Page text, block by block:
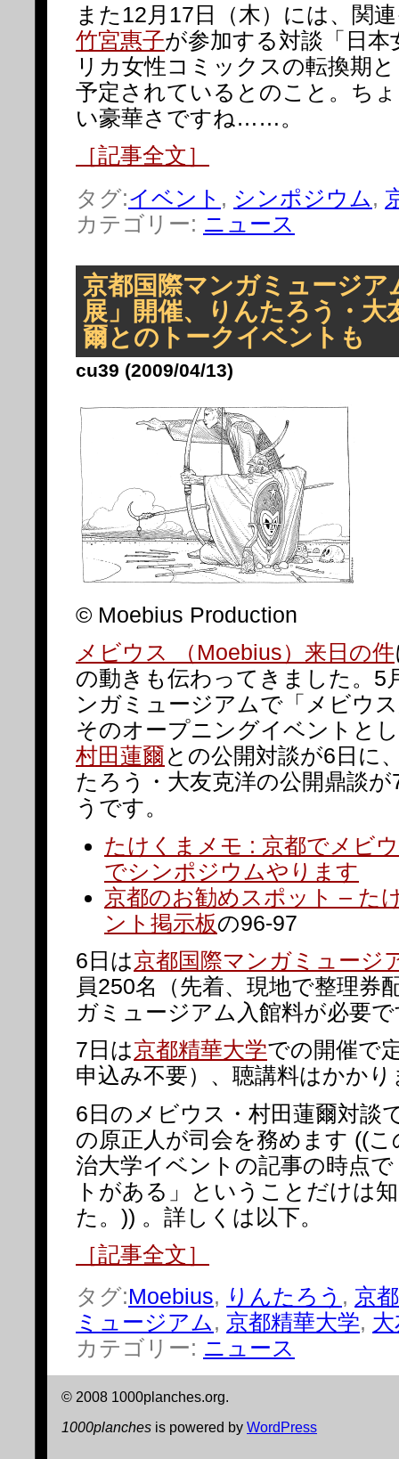
また12月17日（木）には、関
竹宮惠子が参加する対談「日
リカ女性コミックスの転換期
予定されているとのこと。ち
い豪華さですね……。
［記事全文］
タグ:イベント , シンポジウム,
カテゴリー: ニュース
京都国際マンガミュージア
展」開催、りんたろう・大
爾とのトークイベントも
cu39 (2009/04/13)
© Moebius Production
メビウス （Moebius）来日の件
の動きも伝わってきました。5
ンガミュージアムで「メビウ
そのオープニングイベントと
村田蓮爾との公開対談が6日に
たろう・大友克洋の公開鼎談
うです。
たけくまメモ : 京都でメビ
でシンポジウムやります
京都のお勧めスポット – た
ント掲示板の96-97
6日は京都国際マンガミュージ
員250名（先着、現地で整理券
ガミュージアム入館料が必要
7日は京都精華大学での開催で
申込み不要）、聴講料はかか
6日のメビウス・村田蓮爾対談
の原正人が司会を務めます ((
治大学イベントの記事の時点
トがある」ということだけは
た。)) 。詳しくは以下。
［記事全文］
タグ:Moebius, りんたろう , 京都
ミュージアム, 京都精華大学,
カテゴリー: ニュース
© 2008 1000planches.org.
1000planches is powered by WordPress